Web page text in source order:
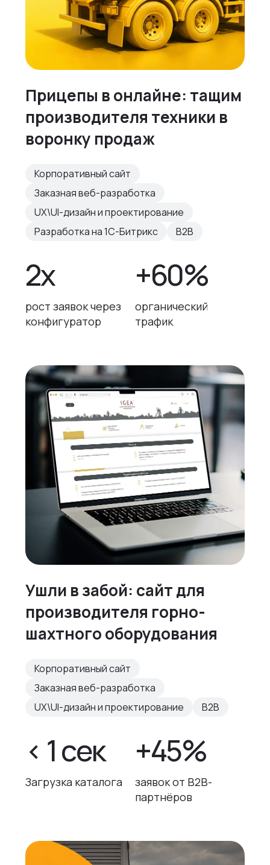
Прицепы в онлайне: тащим
производителя техники в
воронку продаж
Корпоративный сайт
Заказная веб-разработка
UX\UI-дизайн и проектирование
Разработка на 1С-Битрикс
B2B
2х
рост заявок через
конфигуратор
+60%
органический
трафик
Ушли в забой: сайт для
производителя горно-
шахтного оборудования
Корпоративный сайт
Заказная веб-разработка
UX\UI-дизайн и проектирование
B2B
< 1 сек
Загрузка каталога
+45%
заявок от B2B-
партнёров